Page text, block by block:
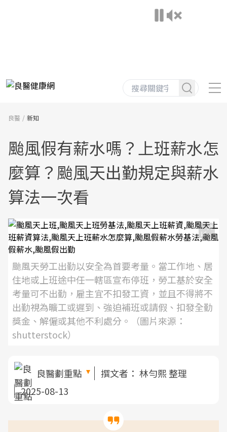
良醫 新知
颱風假有薪水嗎？上班薪水怎
麼算？颱風天出勤規定與薪水
算法一次看
颱風天勞工出勤以安全為首要考量。當工作地、居
住地或上班途中任一轄區宣布停班，勞工基於安全
考量可不出勤，雇主宜不扣發工資，並且不得將不
出勤視為曠工或遲到、強迫補班或請假、扣發全勤
獎金、解僱或其他不利處分。（圖片來源：
shutterstock）
良醫劃重點 撰文者： 林勻熙 整理
2025-08-13